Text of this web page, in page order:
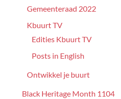
Gemeenteraad 2022
Kbuurt TV
Edities Kbuurt TV
Posts in English
Ontwikkel je buurt
Black Heritage Month 1104